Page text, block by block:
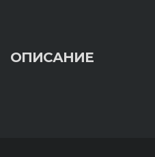
ОПИСАНИЕ